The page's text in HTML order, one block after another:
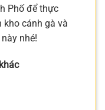
Phố để thực
kho cánh gà và
nhé!